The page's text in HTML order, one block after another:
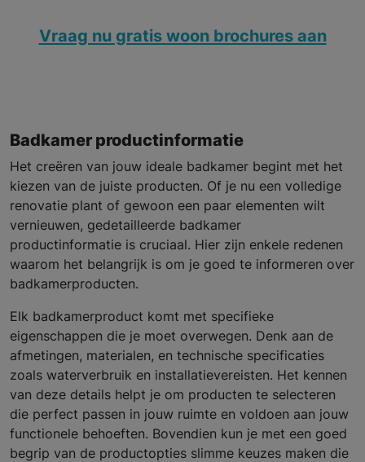
Vraag nu gratis woon brochures aan
Badkamer productinformatie
Het creëren van jouw ideale badkamer begint met het
kiezen van de juiste producten. Of je nu een volledige
renovatie plant of gewoon een paar elementen wilt
vernieuwen, gedetailleerde badkamer
productinformatie is cruciaal. Hier zijn enkele redenen
waarom het belangrijk is om je goed te informeren over
badkamerproducten.
Elk badkamerproduct komt met specifieke
eigenschappen die je moet overwegen. Denk aan de
afmetingen, materialen, en technische specificaties
zoals waterverbruik en installatievereisten. Het kennen
van deze details helpt je om producten te selecteren
die perfect passen in jouw ruimte en voldoen aan jouw
functionele behoeften. Bovendien kun je met een goed
begrip van de productopties slimme keuzes maken die